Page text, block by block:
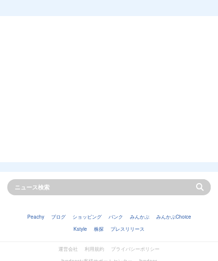
Peachy ブログ ショッピング バンク みんかぶ
みんかぶChoice
Kstyle
株探 プレスリリース
運営会社 利用規約
プライバシーポリシー